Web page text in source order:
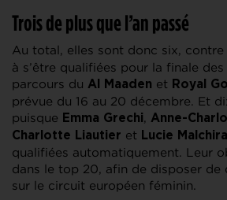
Trois de plus que l’an passé
Au total, elles sont donc six, contre
à s’être qualifiées pour la finale
parcours du Al Maaden et Royal
prévue du 16 au 20 décembre. Et
puisque Emma Grechi, Anne-
Charlotte Liautier et Lucie
qualifiées automatiquement. Leur
dans le top 20, afin de disposer de
sur le circuit européen féminin.